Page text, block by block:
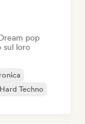
pop
sul loro
Hard Techno